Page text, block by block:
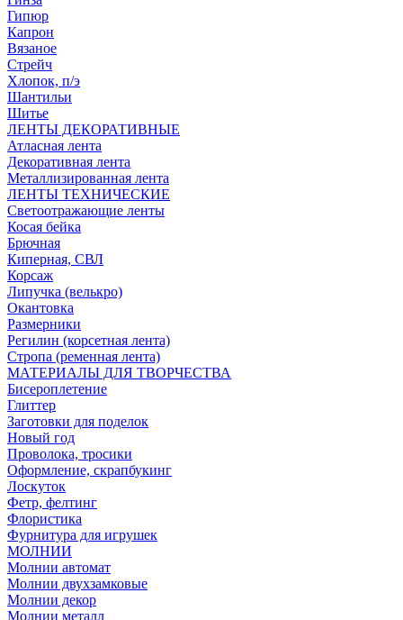
Гипюр
Капрон
Вязаное
Стрейч
Хлопок, п/э
Шантильи
Шитье
ЛЕНТЫ ДЕКОРАТИВНЫЕ
Атласная лента
Декоративная лента
Металлизированная лента
ЛЕНТЫ ТЕХНИЧЕСКИЕ
Светоотражающие ленты
Косая бейка
Брючная
Киперная, СВЛ
Корсаж
Липучка (велькро)
Окантовка
Размерники
Регилин (корсетная лента)
Стропа (ременная лента)
МАТЕРИАЛЫ ДЛЯ ТВОРЧЕСТВА
Бисероплетение
Глиттер
Заготовки для поделок
Новый год
Проволока, тросики
Оформление, скрапбукинг
Лоскуток
Фетр, фелтинг
Флористика
Фурнитура для игрушек
МОЛНИИ
Молнии автомат
Молнии двухзамковые
Молнии декор
Молнии металл